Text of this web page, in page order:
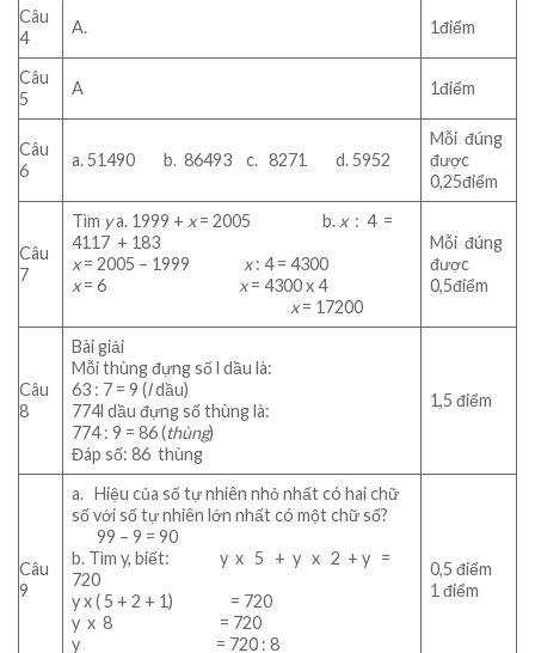
Câu
4
A. 1điểm
Câu
5
A 1điểm
Câu
6
a. 51490 b. 86493 c. 8271 d. 5952
Mỗi ‎ đúng
được
0,25điểm
Câu
7
Tìm ya. 1999 + x= 2005 b. x: 4 =
4117 + 183
x= 2005 – 1999 x: 4 = 4300
x= 6 x= 4300 x 4
x= 17200
Mỗi ‎ đúng
được
0,5điểm
Câu
8
Bài giải
Mỗi thùng đựng số l dầu là:
63 : 7 = 9 (ldầu)
774l dầu đựng số thùng là:
774 : 9 = 86 (thùng)
Đáp số: 86 thùng
1,5 điểm
Câu
9
a. Hiệu của số tự nhiên nhỏ nhất có hai chữ
số với số tự nhiên lớn nhất có một chữ số?
99 – 9 = 90
b. Tìm y, biết: y x 5 + y x 2 + y =
720
y x ( 5 + 2 + 1) = 720
y x 8 = 720
y = 720 : 8
0,5 điểm
1 điểm